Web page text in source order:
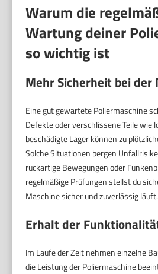
Warum die
Wartung deiner
so wichtig ist
Mehr Sicherheit bei der
Eine gut gewartete Poliermaschine
Defekte oder verschlissene Teile wie
beschädigte Lager können zu
Solche Situationen bergen
ruckartige Bewegungen oder
regelmäßige Prüfungen stellst du
Maschine sicher und zuverlässig läuft.
Erhalt der
Im Laufe der Zeit nehmen einzelne
die Leistung der Poliermaschine